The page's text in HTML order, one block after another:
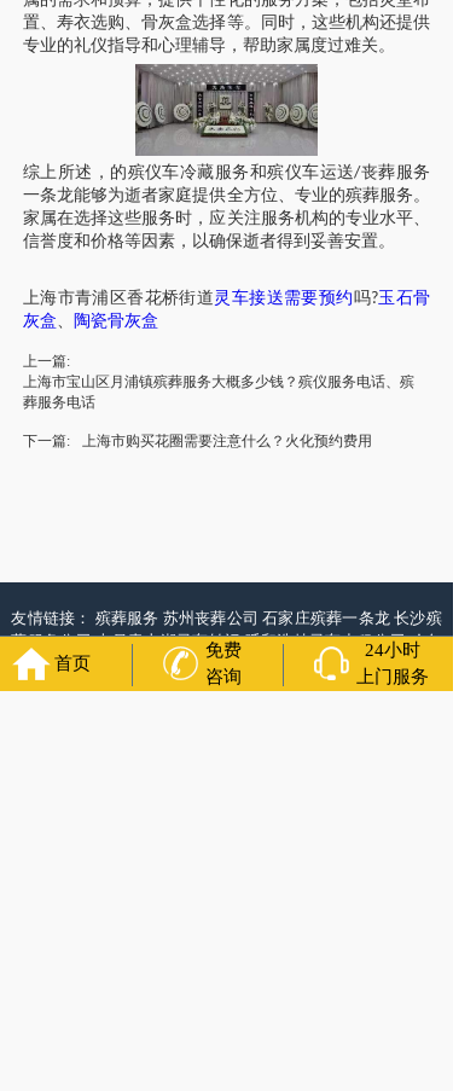
置、寿衣选购、骨灰盒选择等。同时，这些机构还提供
专业的礼仪指导和心理辅导，帮助家属度过难关。
综上所述，的殡仪车冷藏服务和殡仪车运送/丧葬服务
一条龙能够为逝者家庭提供全方位、专业的殡葬服务。
家属在选择这些服务时，应关注服务机构的专业水平、
信誉度和价格等因素，以确保逝者得到妥善安置。
上海市青浦区香花桥街道 灵车接送需要预约 吗?玉石骨
灰盒
陶瓷骨灰盒
上一篇:
上海市宝山区月浦镇殡葬服务大概多少钱？殡仪服务电话、殡
葬服务电话
下一篇: 上海市购买花圈需要注意什么？火化预约费用
友情链接： 殡葬服务 苏州丧葬公司石家庄殡葬一条龙长沙殡
葬服务公司南昌青山湖灵车转运呼和浩特灵车出租公司哈尔
滨道里区丧葬用品
西宁城东区白事服务
潍坊奎文区殡仪馆服
杭州上城区灵堂布置 沈阳浑南区殡葬平台
首页
免费
咨询
24小时
上门服务